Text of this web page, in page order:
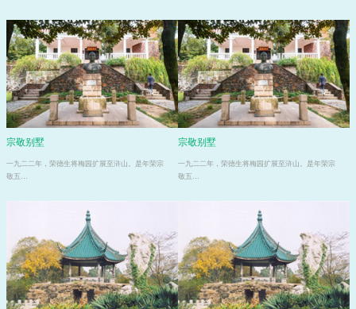
宗敬别墅
一九二二年，荣德生将梅园扩展至浒山。是年荣宗
敬五…
宗敬别墅
一九二二年，荣德生将梅园扩展至浒山。是年荣宗
敬五…